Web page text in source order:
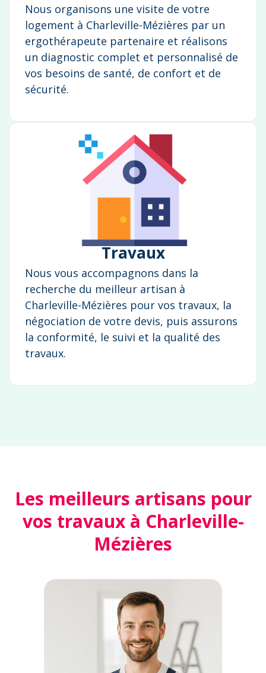
Nous organisons une visite de votre
logement à Charleville-Mézières par un
ergothérapeute partenaire et réalisons
un diagnostic complet et personnalisé de
vos besoins de santé, de confort et de
sécurité.
Travaux
Nous vous accompagnons dans la
recherche du meilleur artisan à
Charleville-Mézières pour vos travaux, la
négociation de votre devis, puis assurons
la conformité, le suivi et la qualité des
travaux.
Les meilleurs artisans pour
vos travaux à Charleville-
Mézières